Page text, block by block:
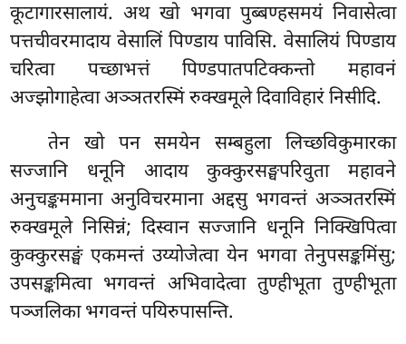
कूटागारसालायं. अथ खो भगवा पुब्बण्हसमयं निवासेत्वा
पत्तचीवरमादाय वेसालिं पिण्डाय पाविसि. वेसालियं पिण्डाय
चरित्वा पच्छाभत्तं पिण्डपातपटिक्कन्तो महावनं
अज्झोगाहेत्वा अञ्ञतरस्मिं रुक्खमूले दिवाविहारं निसीदि.
तेन खो पन समयेन सम्बहुला लिच्छविकुमारका
सज्जानि धनूनि आदाय कुक्कुरसङ्घपरिवुता महावने
अनुचङ्कममाना अनुविचरमाना अद्दसु भगवन्तं अञ्ञतरस्मिं
रुक्खमूले निसिन्नं; दिस्वान सज्जानि धनूनि निक्खिपित्वा
कुक्कुरसङ्घं एकमन्तं उय्योजेत्वा येन भगवा तेनुपसङ्कमिंसु;
उपसङ्कमित्वा भगवन्तं अभिवादेत्वा तुण्हीभूता तुण्हीभूता
पञ्जलिका भगवन्तं पयिरुपासन्ति.